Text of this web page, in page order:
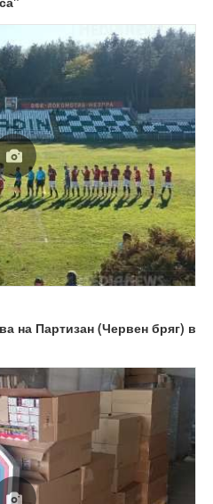
на Партизан (Червен бряг) в